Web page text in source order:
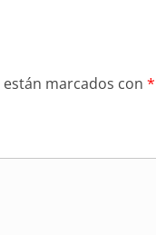
marcados con *